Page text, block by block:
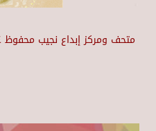
متحف ومركز إبداع نجيب محفوظ ١١٤ عاماً على ميلاد صاحب الثلاثية